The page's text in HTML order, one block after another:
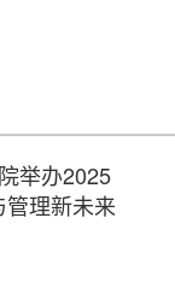
举办2025
理新未来